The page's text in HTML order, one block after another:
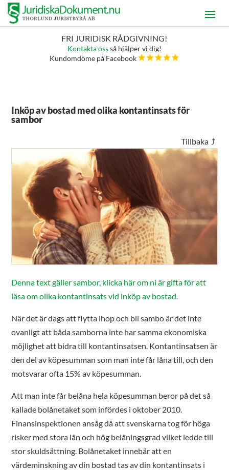
FRI JURIDISK RÅDGIVNING!
Kontakta ossså hjälper vi dig!
Kundomdöme på Facebook
Inköp av bostad med olika kontantinsats för
sambor
Tillbaka
Denna text gäller sambor, klicka här om ni är gifta för att
läsa om olika kontantinsats vid inköp av bostad.
När det är dags att flytta ihop och bli sambo är det inte
ovanligt att båda samborna inte har samma ekonomiska
möjlighet att bidra till kontantinsatsen. Kontantinsatsen är
den del av köpesumman som man inte får låna till, och den
motsvarar ofta 15% av köpesumman.
Att man inte får belåna hela köpesumman beror på det så
kallade bolånetaket som infördes i oktober 2010.
Finansinspektionen ansåg då att svenskarna tog för höga
risker med stora lån och hög belåningsgrad vilket ledde till
stor skuldsättning. Bolånetaket innebär att en
värdeminskning av din bostad tas av din kontantinsats i